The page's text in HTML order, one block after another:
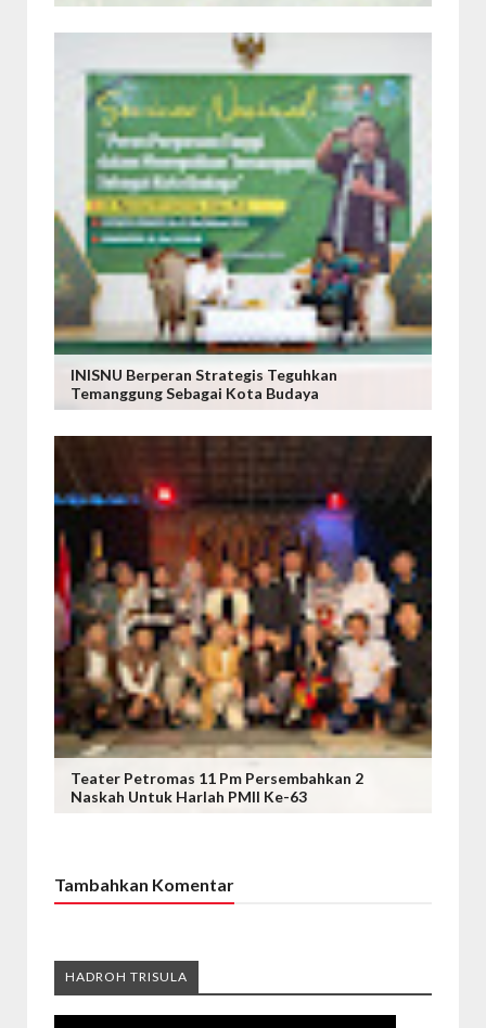
INISNU Berperan Strategis Teguhkan
Temanggung Sebagai Kota Budaya
Teater Petromas 11 Pm Persembahkan 2
Naskah Untuk Harlah PMII Ke-63
Tambahkan Komentar
HADROH TRISULA